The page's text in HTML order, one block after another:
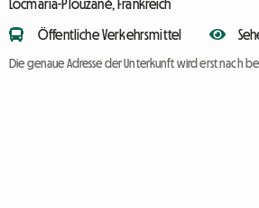
Locmaria-Plouzané, Frankreich
Öffentliche Verkehrsmittel
Die genaue Adresse der Unterkunft wird erst nach